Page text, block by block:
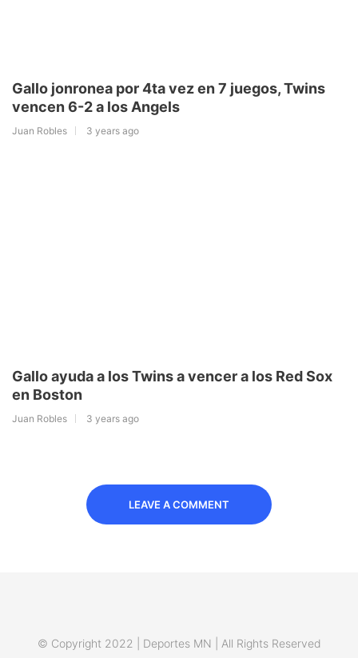
Gallo jonronea por 4ta vez en 7 juegos, Twins
vencen 6-2 a los Angels
Juan Robles 3 years ago
Gallo ayuda a los Twins a vencer a los Red Sox
en Boston
Juan Robles 3 years ago
LEAVE A COMMENT
© Copyright 2022 | Deportes MN | All Rights Reserved